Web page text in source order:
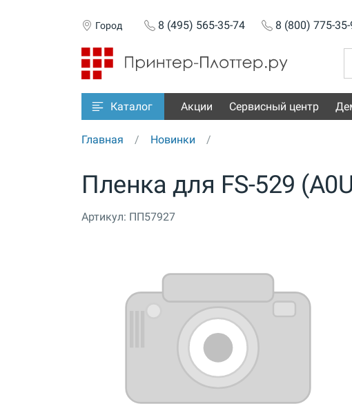
Город 8 (495) 565-35-74 8 (800) 775-
Каталог Акции Сервисный центр
Главная Новинки
Пленка для FS-529
Артикул: ПП57927